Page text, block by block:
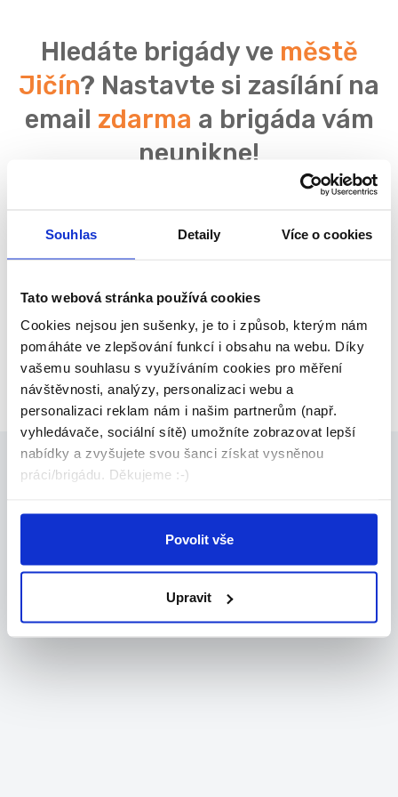
Souhlas Detaily Více o cookies
Tato webová stránka používá cookies
Cookies nejsou jen sušenky, je to i způsob, kterým nám
pomáháte ve zlepšování funkcí i obsahu na webu. Díky
vašemu souhlasu s využíváním cookies pro měření
návštěvnosti, analýzy, personalizaci webu a
personalizaci reklam nám i našim partnerům (např.
vyhledávače, sociální sítě) umožníte zobrazovat lepší
nabídky a zvyšujete svou šanci získat vysněnou
práci/brigádu. Děkujeme :-)
Povolit vše
Upravit
Hledáte brigády ve městě
Jičín? Nastavte si zasílání na
email zdarma a brigáda vám
neunikne!